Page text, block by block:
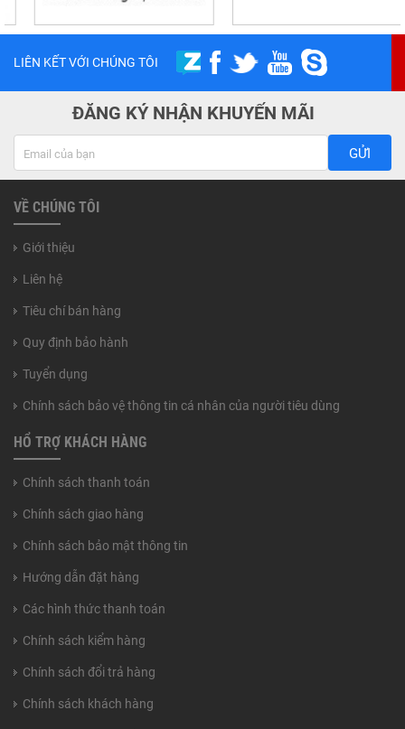
LIÊN KẾT VỚI CHÚNG TÔI
ĐĂNG KÝ NHẬN KHUYẾN MÃI
GỬI
VỀ CHÚNG TÔI
Giới thiệu
Liên hệ
Tiêu chí bán hàng
Quy định bảo hành
Tuyển dụng
Chính sách bảo vệ thông tin cá nhân của người tiêu dùng
HỔ TRỢ KHÁCH HÀNG
Chính sách thanh toán
Chính sách giao hàng
Chính sách bảo mật thông tin
Hướng dẫn đặt hàng
Các hình thức thanh toán
Chính sách kiểm hàng
Chính sách đổi trả hàng
Chính sách khách hàng